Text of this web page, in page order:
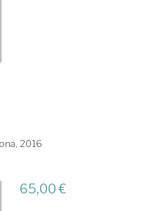
2016
65,00 €